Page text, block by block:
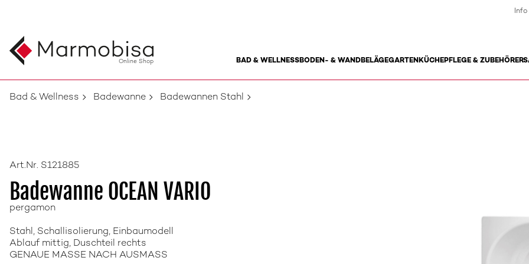
Online Shop BAD & WELLNESSBODEN- & WANDBELÄGEGARTENKÜCHEPFLEGE & ZUBEHÖR
Info
Bad & Wellness Badewanne Badewannen Stahl
Art.Nr. S121885
Badewanne OCEAN VARIO
pergamon
Stahl, Schallisolierung, Einbaumodell
Ablauf mittig, Duschteil rechts
GENAUE MASSE NACH AUSMASS